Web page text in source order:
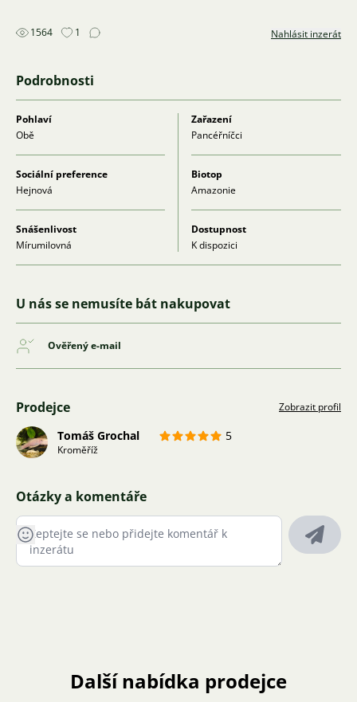
1564 1 Nahlásit inzerát
Podrobnosti
Pohlaví
Obě
Zařazení
Pancéřníčci
Sociální preference
Hejnová
Biotop
Amazonie
Snášenlivost
Mírumilovná
Dostupnost
K dispozici
U nás se nemusíte bát nakupovat
Ověřený e-mail
Prodejce Zobrazit profil
Tomáš Grochal 5
Kroměříž
Otázky a komentáře
Další nabídka prodejce